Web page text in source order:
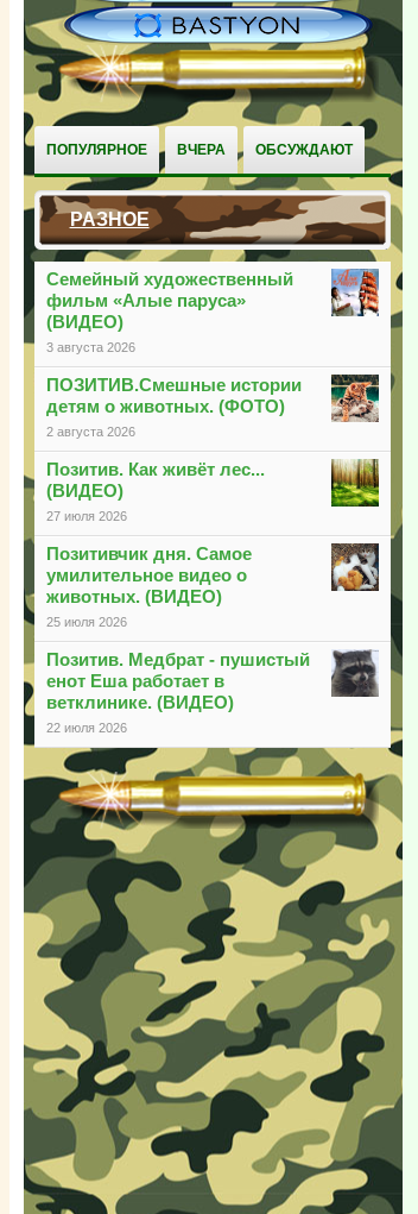
ПОПУЛЯРНОЕ ВЧЕРА ОБСУЖДАЮТ
РАЗНОЕ
Семейный художественный
фильм «Алые паруса»
(ВИДЕО)
3 августа 2026
ПОЗИТИВ.Смешные истории
детям о животных. (ФОТО)
2 августа 2026
Позитив. Как живёт лес...
(ВИДЕО)
27 июля 2026
Позитивчик дня. Самое
умилительное видео о
животных. (ВИДЕО)
25 июля 2026
Позитив. Медбрат - пушистый
енот Еша работает в
ветклинике. (ВИДЕО)
22 июля 2026